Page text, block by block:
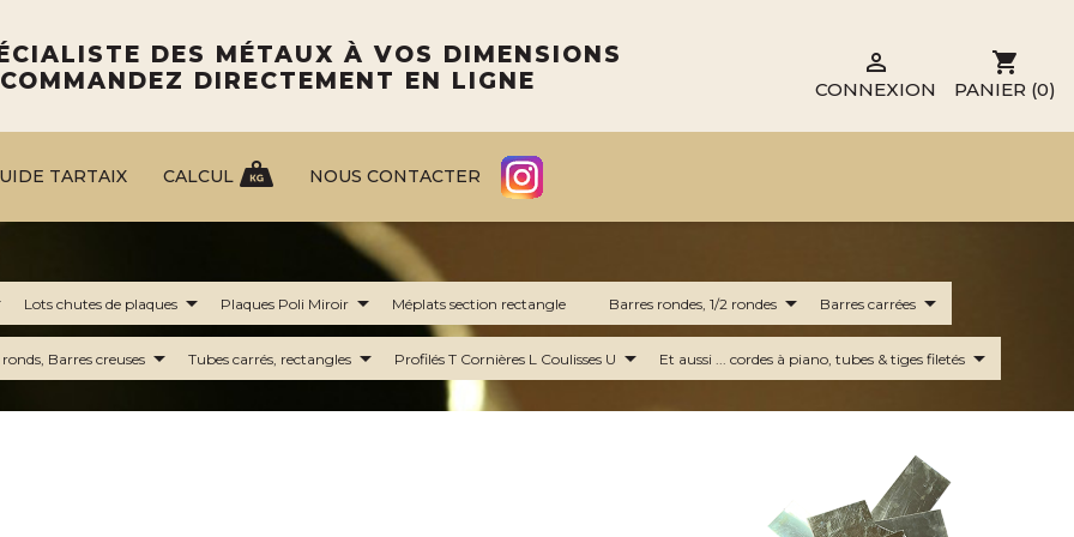
DES MÉTAUX À VOS DIMENSIONS
COMMANDEZ DIRECTEMENT EN LIGNE

CONNEXION
shopping_cart
PANIER (0)
TARTAIX CALCUL NOUS CONTACTER
Lots chutes de plaques arrow_drop_down Plaques Poli Miroir arrow_drop_down Méplats section rectangle Barres rondes, 1/2 rondes arrow_drop_down Barres carrées arrow_drop_down
Barres creuses arrow_drop_down Tubes carrés, rectangles arrow_drop_down Profilés T Cornières L Coulisses U arrow_drop_down Et aussi ... cordes à piano, tubes & tiges filetés arrow_drop_down